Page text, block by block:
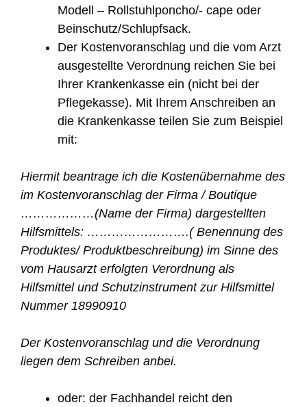
Modell – Rollstuhlponcho/- cape oder
Beinschutz/Schlupfsack.
Der Kostenvoranschlag und die vom Arzt
ausgestellte Verordnung reichen Sie bei
Ihrer Krankenkasse ein (nicht bei der
Pflegekasse). Mit Ihrem Anschreiben an
die Krankenkasse teilen Sie zum Beispiel
mit:
Hiermit beantrage ich die Kostenübernahme des
im Kostenvoranschlag der Firma / Boutique
………………(Name der Firma) dargestellten
Hilfsmittels: …………………….( Benennung des
Produktes/ Produktbeschreibung) im Sinne des
vom Hausarzt erfolgten Verordnung als
Hilfsmittel und Schutzinstrument zur Hilfsmittel
Nummer 18990910
Der Kostenvoranschlag und die Verordnung
liegen dem Schreiben anbei.
oder: der Fachhandel reicht den